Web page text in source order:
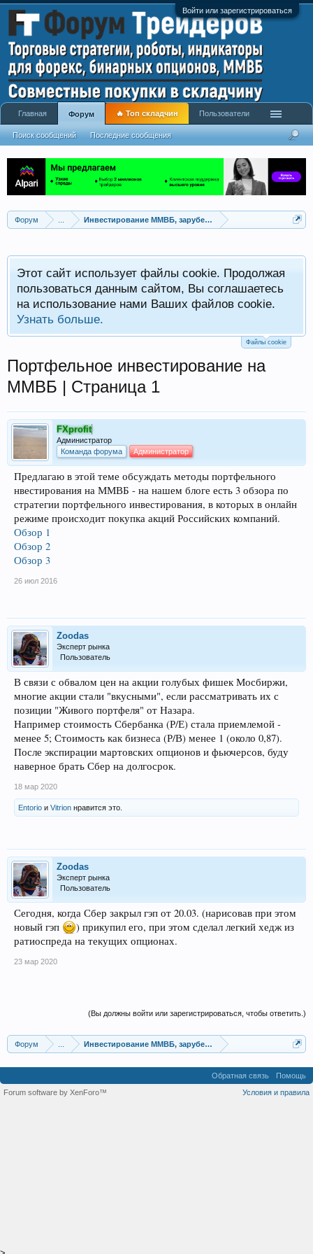
Войти или зарегистрироваться
Форум Инвестирование ММВБ, зарубежные фонды итд
Этот сайт использует файлы cookie. Продолжая
пользоваться данным сайтом, Вы соглашаетесь
на использование нами Ваших файлов cookie.
Узнать больше.
Файлы cookie
Портфельное инвестирование на
ММВБ | Страница 1
FXprofit
Администратор
Команда форума
Администратор
Предлагаю в этой теме обсуждать методы портфельного
нвестирования на ММВБ - на нашем блоге есть 3 обзора по
стратегии портфельного инвестирования, в которых в онлайн
режиме происходит покупка акций Российских компаний.
Обзор 1
Обзор 2
Обзор 3
26 июл 2016
Zoodas
Эксперт рынка
Пользователь
В связи с обвалом цен на акции голубых фишек Мосбиржи,
многие акции стали "вкусными", если рассматривать их с
позиции "Живого портфеля" от Назара.
Например стоимость Сбербанка (Р/Е) стала приемлемой -
менее 5; Стоимость как бизнеса (Р/В) менее 1 (около 0,87).
После экспирации мартовских опционов и фьючерсов, буду
наверное брать Сбер на долгосрок.
18 мар 2020
Entorio и Vitrion нравится это.
Zoodas
Эксперт рынка
Пользователь
Сегодня, когда Сбер закрыл гэп от 20.03. (нарисовав при этом
новый гэп
) прикупил его, при этом сделал легкий хедж из
ратиоспреда на текущих опционах.
23 мар 2020
(Вы должны войти или зарегистрироваться, чтобы ответить.)
Форум Инвестирование ММВБ, зарубежные фонды итд
Главная Форум
Поиск сообщений Последние сообщения
🔥 Топ складчин Пользователи
Обратная связь
Помощь
Условия и правила
Forum software by XenForo™